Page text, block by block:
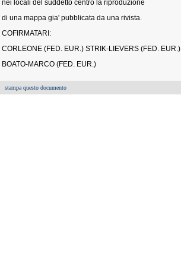
nei locali del suddetto centro la riproduzione
di una mappa gia' pubblicata da una rivista.
COFIRMATARI:
CORLEONE (FED. EUR.) STRIK-LIEVERS (FED. EUR.)
BOATO-MARCO (FED. EUR.)
stampa questo documento